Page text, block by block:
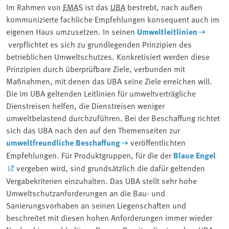
Im Rahmen von EMAS ist das UBA bestrebt, nach außen
kommunizierte fachliche Empfehlungen konsequent auch im
eigenen Haus umzusetzen. In seinen Umweltleitlinien
verpflichtet es sich zu grundlegenden Prinzipien des
betrieblichen Umweltschutzes. Konkretisiert werden diese
Prinzipien durch überprüfbare Ziele, verbunden mit
Maßnahmen, mit denen das UBA seine Ziele erreichen will.
Die im UBA geltenden Leitlinien für umweltverträgliche
Dienstreisen helfen, die Dienstreisen weniger
umweltbelastend durchzuführen. Bei der Beschaffung richtet
sich das UBA nach den auf den Themenseiten zur
umweltfreundliche Beschaffung
veröffentlichten
Empfehlungen. Für Produktgruppen, für die derBlaue Engel
vergeben wird, sind grundsätzlich die dafür geltenden
Vergabekriterien einzuhalten. Das UBA stellt sehr hohe
Umweltschutzanforderungen an die Bau- und
Sanierungsvorhaben an seinen Liegenschaften und
beschreitet mit diesen hohen Anforderungen immer wieder